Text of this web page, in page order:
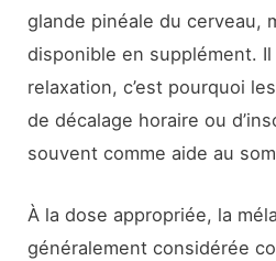
glande pinéale du cerveau,
disponible en supplément.
relaxation, c’est pourquoi
de décalage horaire ou
souvent comme aide au
À la dose appropriée, la
généralement considérée